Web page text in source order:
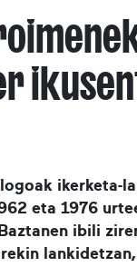
ikerketa-
eta 1976
ibili